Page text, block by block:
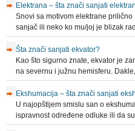
Elektrana – šta znači sanjati
Snovi sa motivom elektrane
sanjač ili neko ko mu/joj je blizak
Šta znači sanjati ekvator?
Kao što sigurno znate, ekvator je
na severnu i južnu hemisferu.
Ekshumacija – šta znači sanjati
U najopštijem smislu san o
ispravnost određene odluke ili da